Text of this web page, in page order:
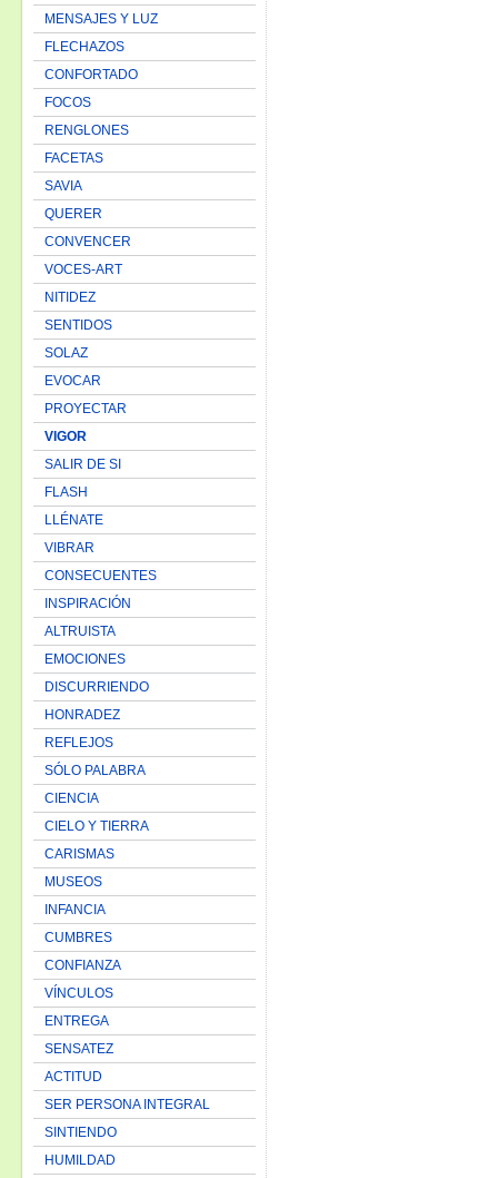
MENSAJES Y LUZ
FLECHAZOS
CONFORTADO
FOCOS
RENGLONES
FACETAS
SAVIA
QUERER
CONVENCER
VOCES-ART
NITIDEZ
SENTIDOS
SOLAZ
EVOCAR
PROYECTAR
VIGOR
SALIR DE SI
FLASH
LLÉNATE
VIBRAR
CONSECUENTES
INSPIRACIÓN
ALTRUISTA
EMOCIONES
DISCURRIENDO
HONRADEZ
REFLEJOS
SÓLO PALABRA
CIENCIA
CIELO Y TIERRA
CARISMAS
MUSEOS
INFANCIA
CUMBRES
CONFIANZA
VÍNCULOS
ENTREGA
SENSATEZ
ACTITUD
SER PERSONA INTEGRAL
SINTIENDO
HUMILDAD